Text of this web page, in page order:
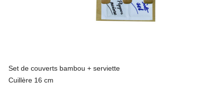
Set de couverts bambou + serviette
Cuillère 16 cm